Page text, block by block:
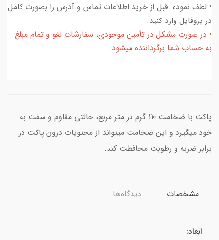
• لطف نموده قبل از خرید اطلاعات تماس و آدرس را بصورت کامل
در پروفایل وارد کنید.
• در صورت مشکل در تأمین موجودی، سفارشات لغو و تمام مبلغ
به حساب شما برگرداننده میشود.
پاکت با ضخامت 110 گرم در متر مربع، حالتی مقاوم و سفت به
خود میگیرد و این ضخامت میتواند از محتویات درون پاکت در
برابر ضربه و رطوبت محافظت کند.
مشخصات دیدگاه‌ها
ابعاد: